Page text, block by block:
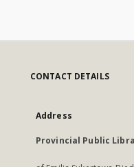
CONTACT DETAILS
Address
Provincial Public